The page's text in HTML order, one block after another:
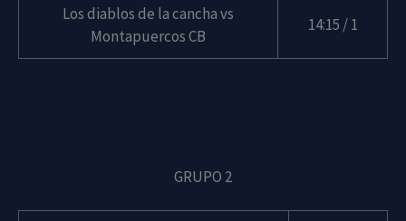
Los diablos de la cancha vs
Montapuercos CB
14:15 / 1
GRUPO 2